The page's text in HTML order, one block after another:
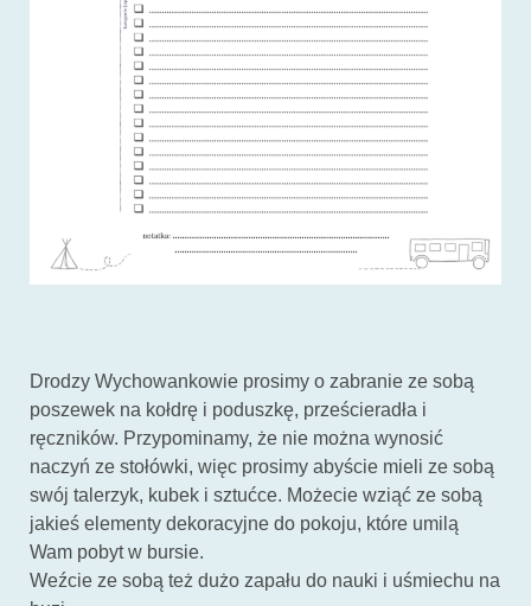
Drodzy Wychowankowie prosimy o zabranie ze sobą
poszewek na kołdrę i poduszkę, prześcieradła i
ręczników. Przypominamy, że nie można wynosić
naczyń ze stołówki, więc prosimy abyście mieli ze sobą
swój talerzyk, kubek i sztućce. Możecie wziąć ze sobą
jakieś elementy dekoracyjne do pokoju, które umilą
Wam pobyt w bursie.
Weźcie ze sobą też dużo zapału do nauki i uśmiechu na